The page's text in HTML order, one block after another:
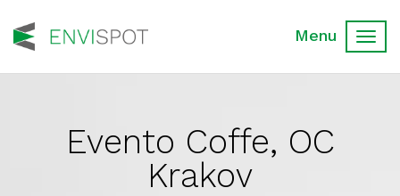
Evento Coffe, OC
Krakov